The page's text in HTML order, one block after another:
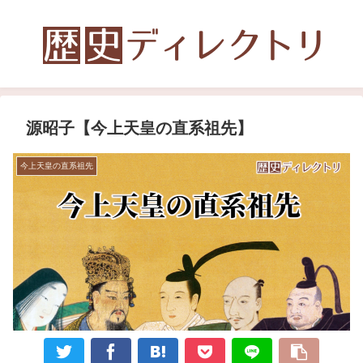
源昭子【今上天皇の直系祖先】
今上天皇の直系祖先